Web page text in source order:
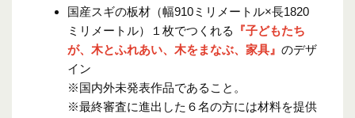
国産スギの板材（幅910ミリメートル×長1820
ミリメートル）１枚でつくれる
『子どもたち
が、木とふれあい、木をまなぶ、家具』 のデザ
イン
※国内外未発表作品であること。
※最終審査に進出した６名の方には材料を提供